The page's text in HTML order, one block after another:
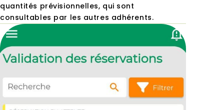
quantités prévisionnelles, qui sont
consultables par les autres adhérents.